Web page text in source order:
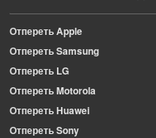
Отпереть Apple
Отпереть Samsung
Отпереть LG
Отпереть Motorola
Отпереть Huawei
Отпереть Sony